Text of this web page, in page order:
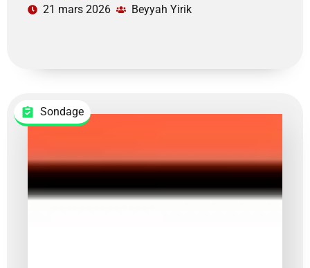
21 mars 2026
Beyyah Yirik
Sondage